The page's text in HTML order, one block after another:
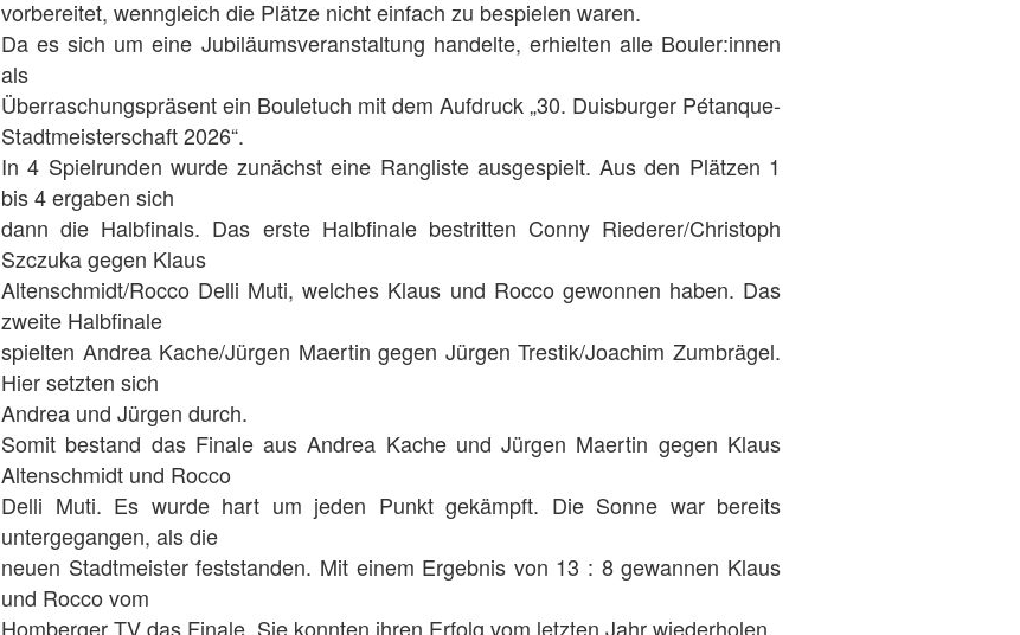
vorbereitet, wenngleich die Plätze nicht einfach zu bespielen waren.
Da es sich um eine Jubiläumsveranstaltung handelte, erhielten alle Bouler:innen
als
Überraschungspräsent ein Bouletuch mit dem Aufdruck „30. Duisburger Pétanque-
Stadtmeisterschaft 2026“.
In 4 Spielrunden wurde zunächst eine Rangliste ausgespielt. Aus den Plätzen 1
bis 4 ergaben sich
dann die Halbfinals. Das erste Halbfinale bestritten Conny Riederer/Christoph
Szczuka gegen Klaus
Altenschmidt/Rocco Delli Muti, welches Klaus und Rocco gewonnen haben. Das
zweite Halbfinale
spielten Andrea Kache/Jürgen Maertin gegen Jürgen Trestik/Joachim Zumbrägel.
Hier setzten sich
Andrea und Jürgen durch.
Somit bestand das Finale aus Andrea Kache und Jürgen Maertin gegen Klaus
Altenschmidt und Rocco
Delli Muti. Es wurde hart um jeden Punkt gekämpft. Die Sonne war bereits
untergegangen, als die
neuen Stadtmeister feststanden. Mit einem Ergebnis von 13 : 8 gewannen Klaus
und Rocco vom
Homberger TV das Finale. Sie konnten ihren Erfolg vom letzten Jahr wiederholen.